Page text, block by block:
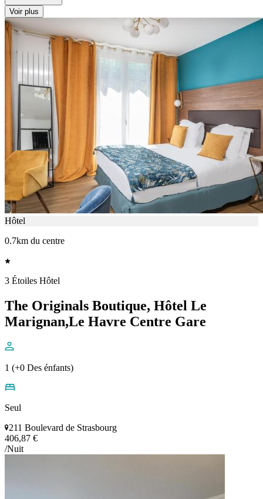
Voir plus
Hôtel
0.7km du centre
3 Étoiles Hôtel
The Originals Boutique, Hôtel Le
Marignan,Le Havre Centre Gare
1 (+0 Des énfants)
Seul
211 Boulevard de Strasbourg
406,87 €
/Nuit